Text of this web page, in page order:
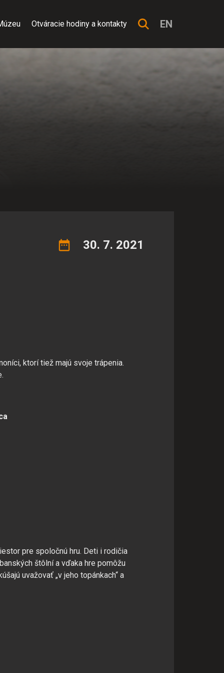
Otváracie hodiny a kontakty EN
30. 7. 2021
ktorí tiež majú svoje trápenia.
pre spoločnú hru. Deti i rodičia
štôlní a vďaka hre pomôžu
uvažovať „v jeho topánkach“ a
užívateľskej skúsenosti
týchto stránok.